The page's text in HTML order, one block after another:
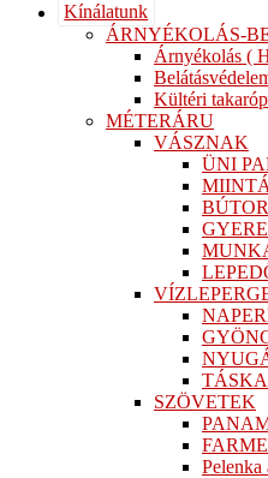
Kínálatunk
ÁRNYÉKOLÁS-
Árnyékolás (
Kültéri
MÉTERÁRU
VÁSZNAK
ÜNI
SZÖVETEK
Pelenka